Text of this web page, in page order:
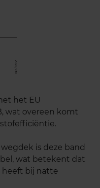
het EU
wat overeen komt
is deze band
wat betekent dat
heeft bij natte